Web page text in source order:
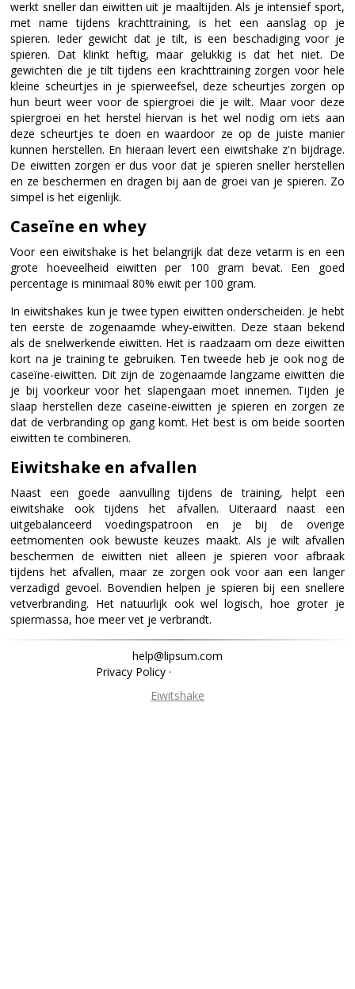
werkt sneller dan eiwitten uit je maaltijden. Als je intensief sport,
met name tijdens krachttraining, is het een aanslag op je
spieren. Ieder gewicht dat je tilt, is een beschadiging voor je
spieren. Dat klinkt heftig, maar gelukkig is dat het niet. De
gewichten die je tilt tijdens een krachttraining zorgen voor hele
kleine scheurtjes in je spierweefsel, deze scheurtjes zorgen op
hun beurt weer voor de spiergroei die je wilt. Maar voor deze
spiergroei en het herstel hiervan is het wel nodig om iets aan
deze scheurtjes te doen en waardoor ze op de juiste manier
kunnen herstellen. En hieraan levert een eiwitshake z'n bijdrage.
De eiwitten zorgen er dus voor dat je spieren sneller herstellen
en ze beschermen en dragen bij aan de groei van je spieren. Zo
simpel is het eigenlijk.
Caseïne en whey
Voor een eiwitshake is het belangrijk dat deze vetarm is en een
grote hoeveelheid eiwitten per 100 gram bevat. Een goed
percentage is minimaal 80% eiwit per 100 gram.
In eiwitshakes kun je twee typen eiwitten onderscheiden. Je hebt
ten eerste de zogenaamde whey-eiwitten. Deze staan bekend
als de snelwerkende eiwitten. Het is raadzaam om deze eiwitten
kort na je training te gebruiken. Ten tweede heb je ook nog de
caseïne-eiwitten. Dit zijn de zogenaamde langzame eiwitten die
je bij voorkeur voor het slapengaan moet innemen. Tijden je
slaap herstellen deze caseïne-eiwitten je spieren en zorgen ze
dat de verbranding op gang komt. Het best is om beide soorten
eiwitten te combineren.
Eiwitshake en afvallen
Naast een goede aanvulling tijdens de training, helpt een
eiwitshake ook tijdens het afvallen. Uiteraard naast een
uitgebalanceerd voedingspatroon en je bij de overige
eetmomenten ook bewuste keuzes maakt. Als je wilt afvallen
beschermen de eiwitten niet alleen je spieren voor afbraak
tijdens het afvallen, maar ze zorgen ook voor aan een langer
verzadigd gevoel. Bovendien helpen je spieren bij een snellere
vetverbranding. Het natuurlijk ook wel logisch, hoe groter je
spiermassa, hoe meer vet je verbrandt.
help@lipsum.com
Privacy Policy·
Eiwitshake